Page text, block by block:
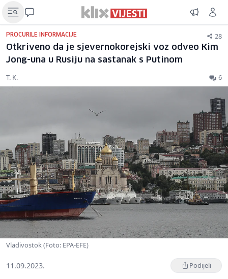
PROCURILE INFORMACIJE 28
Otkriveno da je sjevernokorejski voz odveo Kim
Jong-una u Rusiju na sastanak s Putinom
T. K. 6
Vladivostok (Foto: EPA-EFE)
11.09.2023. Podijeli